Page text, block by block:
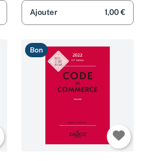
Chevrier et Pascal Pisoni
Ajouter 1,00 €
Bon